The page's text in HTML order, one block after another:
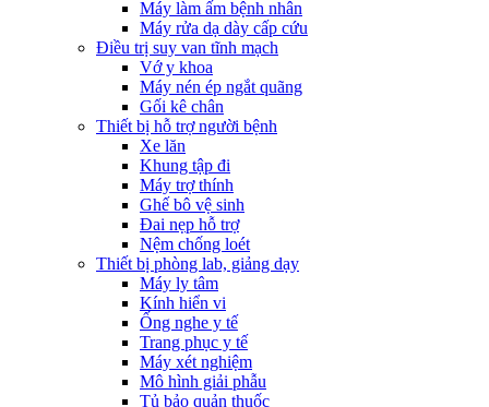
Máy làm ấm bệnh nhân
Máy rửa dạ dày cấp cứu
Điều trị suy van tĩnh mạch
Vớ y khoa
Máy nén ép ngắt quãng
Gối kê chân
Thiết bị hỗ trợ người bệnh
Xe lăn
Khung tập đi
Máy trợ thính
Ghế bô vệ sinh
Đai nẹp hỗ trợ
Nệm chống loét
Thiết bị phòng lab, giảng dạy
Máy ly tâm
Kính hiển vi
Ống nghe y tế
Trang phục y tế
Máy xét nghiệm
Mô hình giải phẫu
Tủ bảo quản thuốc